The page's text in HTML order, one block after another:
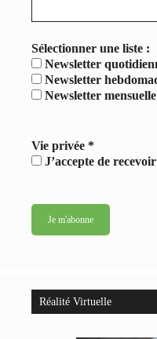
Sélectionner une liste :
Newsletter
Newsletter
Newsletter mensuelle
Vie privée *
J’accepte de
Réalité Virtuelle